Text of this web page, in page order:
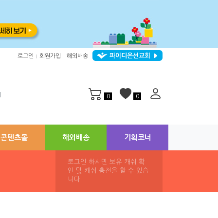
로그인 회원가입 해외배송 파이디온선교회
0 0
콘텐츠몰 해외배송 기획코너
로그인 하시면 보유 캐쉬 확
인 및 캐쉬 충전을 할 수 있습
니다.